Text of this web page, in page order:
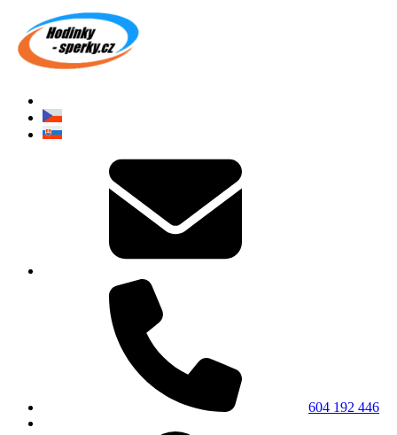
604 192 446